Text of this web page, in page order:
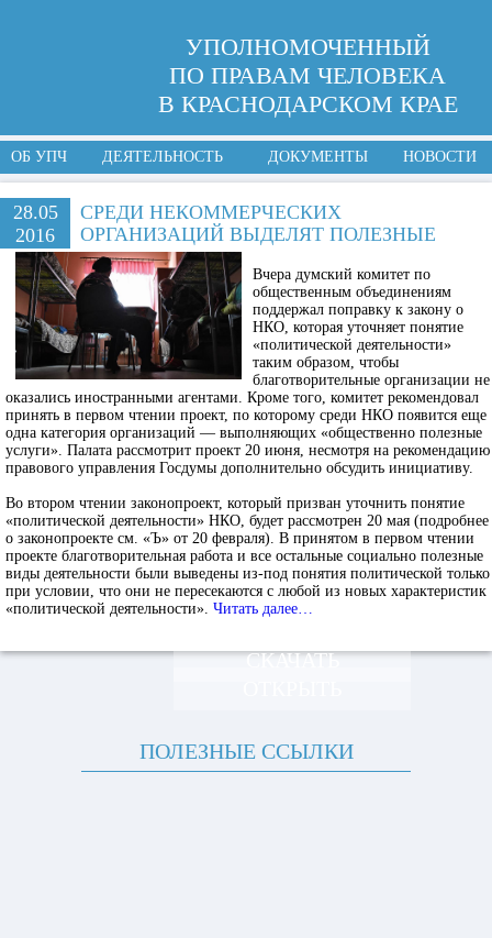
УПОЛНОМОЧЕННЫЙ
ПО ПРАВАМ ЧЕЛОВЕКА
В КРАСНОДАРСКОМ КРАЕ
ОБ УПЧ ДЕЯТЕЛЬНОСТЬ ДОКУМЕНТЫ НОВОСТИ
28.05
2016
СРЕДИ НЕКОММЕРЧЕСКИХ
ОРГАНИЗАЦИЙ ВЫДЕЛЯТ ПОЛЕЗНЫЕ
Вчера думский комитет по
общественным объединениям
поддержал поправку к закону о
НКО, которая уточняет понятие
«политической деятельности»
таким образом, чтобы
благотворительные организации не
оказались иностранными агентами. Кроме того, комитет рекомендовал
принять в первом чтении проект, по которому среди НКО появится еще
одна категория организаций — выполняющих «общественно полезные
услуги». Палата рассмотрит проект 20 июня, несмотря на рекомендацию
правового управления Госдумы дополнительно обсудить инициативу.
Во втором чтении законопроект, который призван уточнить понятие
«политической деятельности» НКО, будет рассмотрен 20 мая (подробнее
о законопроекте см. «Ъ» от 20 февраля). В принятом в первом чтении
проекте благотворительная работа и все остальные социально полезные
виды деятельности были выведены из-под понятия политической только
при условии, что они не пересекаются с любой из новых характеристик
«политической деятельности». Читать далее…
СКАЧАТЬ
ПОЛЕЗНЫЕ ССЫЛКИ